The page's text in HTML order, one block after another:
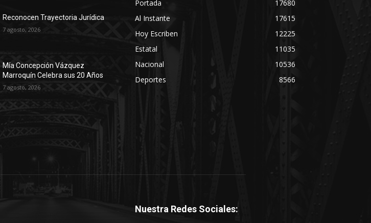
Reconocen Trayectoria Jurídica
7 agosto, 2026
Mía Concepción Vázquez
Marroquín Celebra sus 20 Años
7 agosto, 2026
Portada
17680
Al Instante
17615
Hoy Escriben
12225
Estatal
11035
Nacional
10536
Deportes
8566
Nuestra Redes Sociales: